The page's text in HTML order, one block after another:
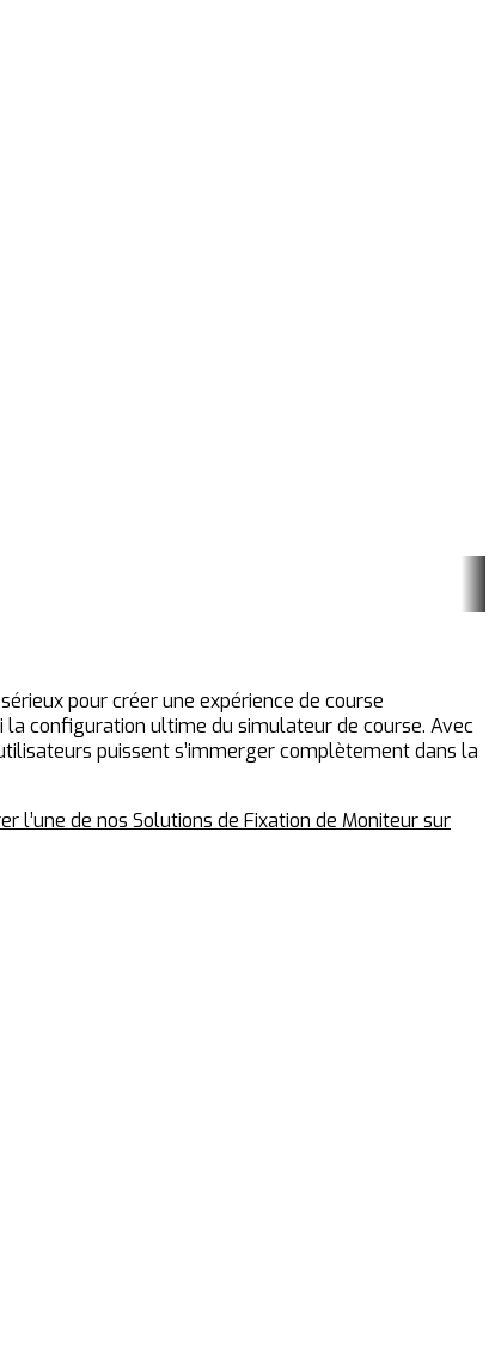
pour créer une expérience de course
configuration ultime du simulateur de course. Avec
puissent s’immerger complètement dans la
l’une de nos Solutions de Fixation de Moniteur sur